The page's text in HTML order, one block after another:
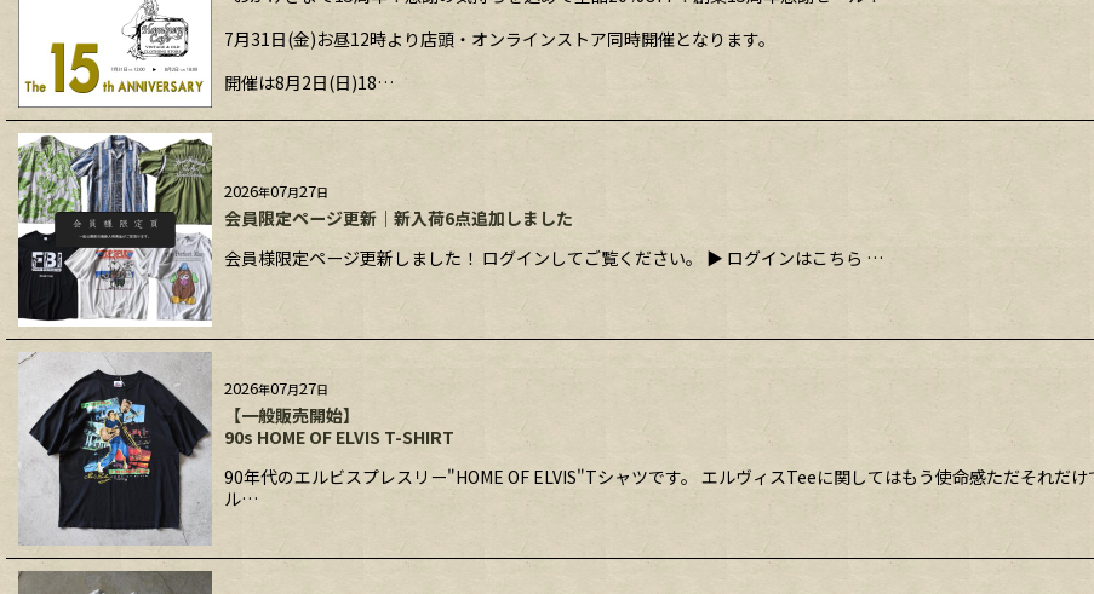
7月31日(金)お昼12時より店頭・オンラインストア同時開催となります。
開催は8月2日(日)18…
2026年07月27日
会員限定ページ更新｜新入荷6点追加しました
会員様限定ページ更新しました！ ログインしてご覧ください。 ▶ ログインはこちら …
2026年07月27日
【一般販売開始】
90s HOME OF ELVIS T-SHIRT
90年代のエルビスプレスリー"HOME OF ELVIS"Tシャツです。 エルヴィスTeeに関してはもう使命感ただそれだ
ル…